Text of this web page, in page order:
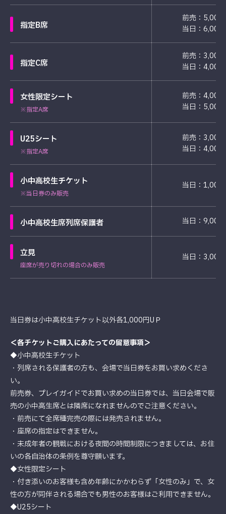
指定B席
前売：5,000
当日：6,000
指定C席
前売：3,000
当日：4,000
女性限定シート
※指定A席
前売：4,000
当日：5,000
U25シート
※指定A席
前売：3,000
当日：4,000
小中高校生チケット
※当日券のみ販売
当日：1,000
小中高校生席列席保護者 当日：9,000
立見
座席が売り切れの場合のみ販売
当日：3,000
当日券は小中高校生チケット以外各1,000円UＰ
＜各チケットご購入にあたっての留意事項＞
◆小中高校生チケット
・列席される保護者の方も、会場で当日券をお買い求めくださ
い。
前売券、プレイガイドでお買い求めの当日券では、当日会場で販
売の小中高生席とは隣席になれませんのでご注意ください。
・前売にて全席種完売の際には発売されません。
・座席の指定はできません。
・未成年者の観戦における夜間の時間制限につきましては、お住
いの各自治体の条例を尊守願います。
◆女性限定シート
・付き添いのお客様も含め年齢にかかわらず「女性のみ」で、女
性の方が同伴される場合でも男性のお客様はご利用できません。
◆U25シート